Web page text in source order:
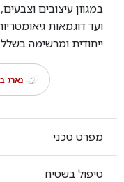
במגוון עיצובים
ועד דוגמאות
ייחודית ומרשימה
נארג
מפרט טכני
טיפול בשטיח